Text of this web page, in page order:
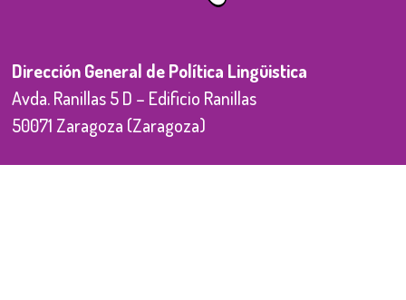
Dirección General de Política Lingüistica
Avda. Ranillas 5 D – Edificio Ranillas
50071 Zaragoza (Zaragoza)